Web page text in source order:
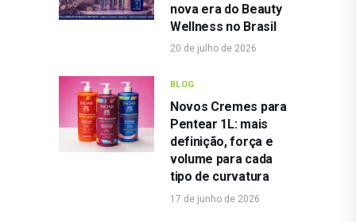
nova era do Beauty
Wellness no Brasil
20 de julho de 2026
BLOG
Novos Cremes para
Pentear 1L: mais
definição, força e
volume para cada
tipo de curvatura
17 de junho de 2026